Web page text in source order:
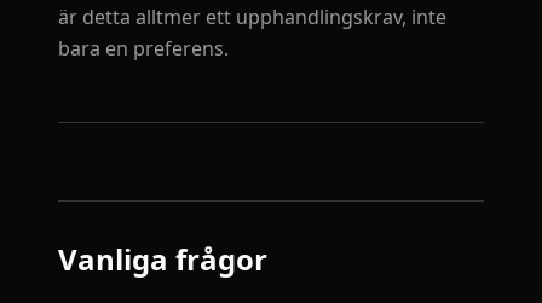
är detta alltmer ett upphandlingskrav, inte
bara en preferens.
Vanliga frågor